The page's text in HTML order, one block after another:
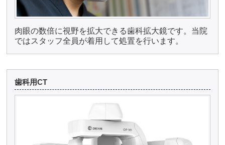
肉眼の数倍に視野を拡大できる歯科拡大鏡です。当院
ではスタッフ全員が着用して処置を行います。
歯科用CT